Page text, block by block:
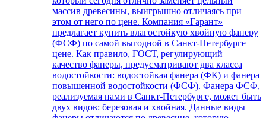
массив древесины, выигрышно отличаясь при
этом от него по цене. Компания «Гарант»
предлагает купить влагостойкую хвойную фанеру
(ФСФ) по самой выгодной в Санкт-Петербурге
цене. Как правило, ГОСТ, регулирующий
качество фанеры, предусматривают два класса
водостойкости: водостойкая фанера (ФК) и фанера
повышенной водостойкости (ФСФ). Фанера ФСФ,
реализуемая нами в Санкт-Петербурге, может быть
двух видов: березовая и хвойная. Данные виды